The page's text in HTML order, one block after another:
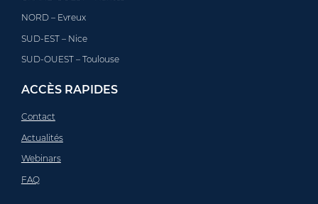
NORD – Evreux
SUD-EST – Nice
SUD-OUEST – Toulouse
ACCÈS RAPIDES
Contact
Actualités
Webinars
FAQ